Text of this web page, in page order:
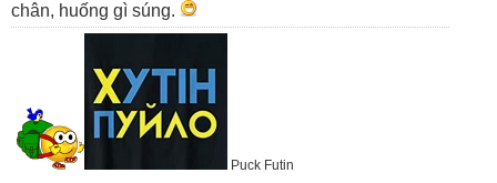
chân, huống gì súng.
Puck Futin